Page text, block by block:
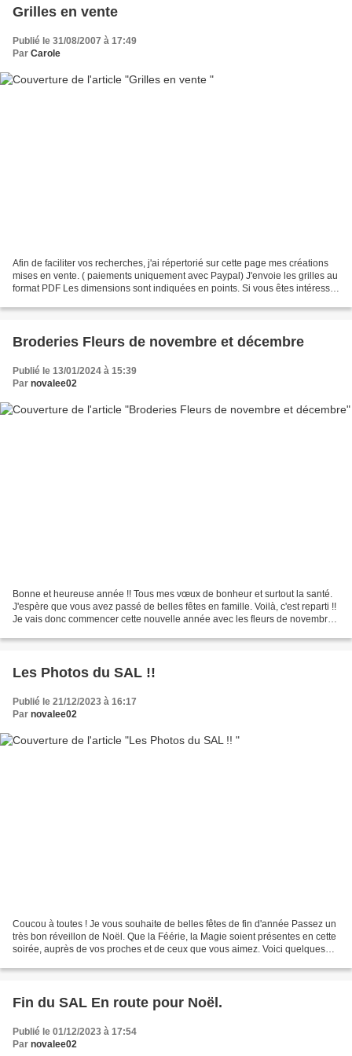
Grilles en vente
Publié le 31/08/2007 à 17:49
Par Carole
Afin de faciliter vos recherches, j'ai répertorié sur cette page mes créations
mises en vente. ( paiements uniquement avec Paypal) J'envoie les grilles au
format PDF Les dimensions sont indiquées en points. Si vous êtes intéressé
Broderies Fleurs de novembre et décembre
Publié le 13/01/2024 à 15:39
Par novalee02
Bonne et heureuse année !! Tous mes vœux de bonheur et surtout la santé.
J'espère que vous avez passé de belles fêtes en famille. Voilà, c'est reparti !!
Je vais donc commencer cette nouvelle année avec les fleurs de novembre
Les Photos du SAL !!
Publié le 21/12/2023 à 16:17
Par novalee02
Coucou à toutes ! Je vous souhaite de belles fêtes de fin d'année Passez un
très bon réveillon de Noël. Que la Féérie, la Magie soient présentes en cette
soirée, auprès de vos proches et de ceux que vous aimez. Voici quelques
Fin du SAL En route pour Noël.
Publié le 01/12/2023 à 17:54
Par novalee02